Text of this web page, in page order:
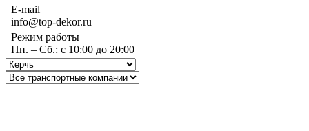
E-mail
info@top-dekor.ru
Режим работы
Пн. – Сб.: с 10:00 до 20:00